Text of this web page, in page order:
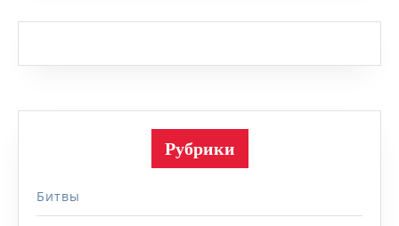
Рубрики
Битвы